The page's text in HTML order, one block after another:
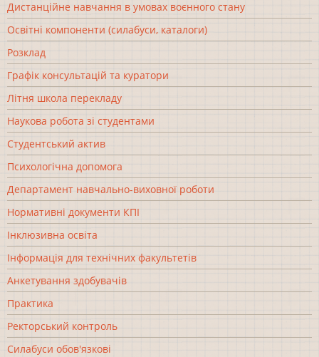
Дистанційне навчання в умовах воєнного стану
Освітні компоненти (силабуси, каталоги)
Розклад
Графік консультацій та куратори
Літня школа перекладу
Наукова робота зі студентами
Студентський актив
Психологічна допомога
Департамент навчально-виховної роботи
Нормативні документи КПІ
Інклюзивна освіта
Інформація для технічних факультетів
Анкетування здобувачів
Практика
Ректорський контроль
Силабуси обов'язкові